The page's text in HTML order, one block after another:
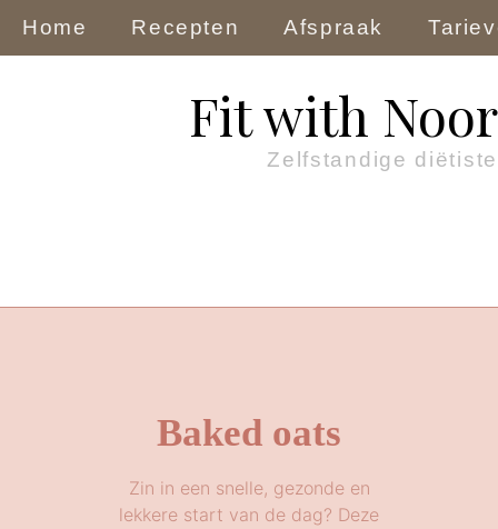
Home Recepten Afspraak
Fit with Noor
Zelfstandige diëtiste
Baked oats
Zin in een snelle, gezonde en
lekkere start van de dag? Deze